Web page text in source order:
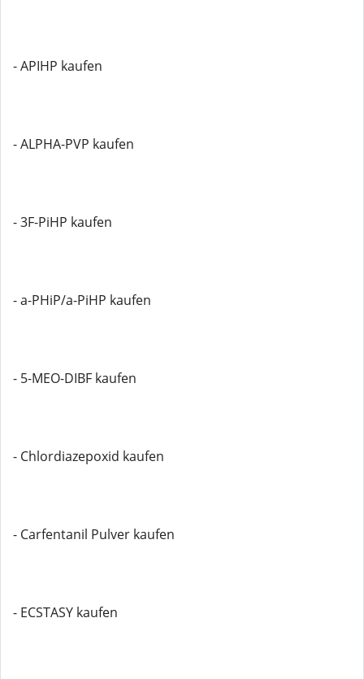
- APIHP kaufen
- ALPHA-PVP kaufen
- 3F-PiHP kaufen
- a-PHiP/a-PiHP kaufen
- 5-MEO-DIBF kaufen
- Chlordiazepoxid kaufen
- Carfentanil Pulver kaufen
- ECSTASY kaufen